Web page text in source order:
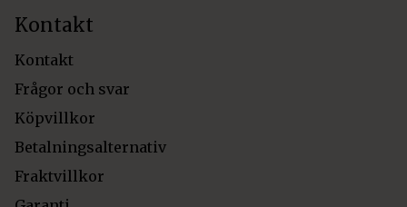
Kontakt
Kontakt
Frågor och svar
Köpvillkor
Betalningsalternativ
Fraktvillkor